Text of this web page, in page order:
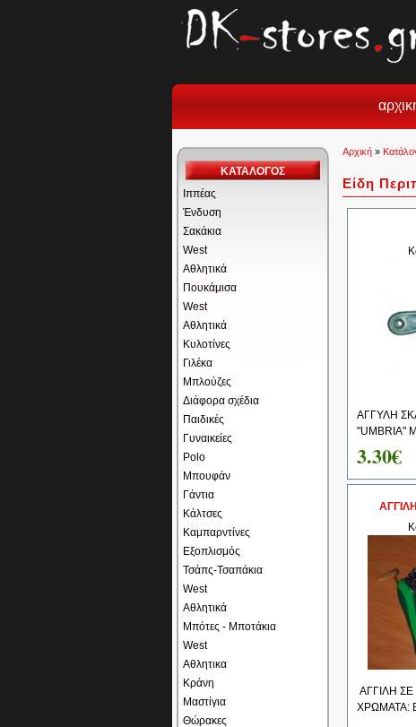
ΚΑΤΑΛΟΓΟΣ
Ιππέας
Ένδυση
Σακάκια
West
Αθλητικά
Πουκάμισα
West
Αθλητικά
Κυλοτίνες
Γιλέκα
Μπλούζες
Διάφορα σχέδια
Παιδικές
Γυναικείες
Polo
Μπουφάν
Γάντια
Κάλτσες
Καμπαρντίνες
Εξοπλισμός
Τσάπς-Τσαπάκια
West
Αθλητικά
Μπότες - Μποτάκια
West
Αθλητικα
Κράνη
Μαστίγια
Θώρακες
Αρχική »
Είδη
ΑΓΓΥΛΗ
"UMBRIA"
3.30€
ΑΓΓΙΛΗ
ΧΡΩΜΑΤΑ: